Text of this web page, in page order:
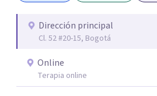
Dirección principal
Cl. 52 #20-15, Bogotá
Online
Terapia online